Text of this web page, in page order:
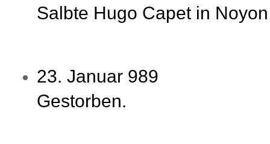
Salbte Hugo Capet in
23. Januar 989
Gestorben.